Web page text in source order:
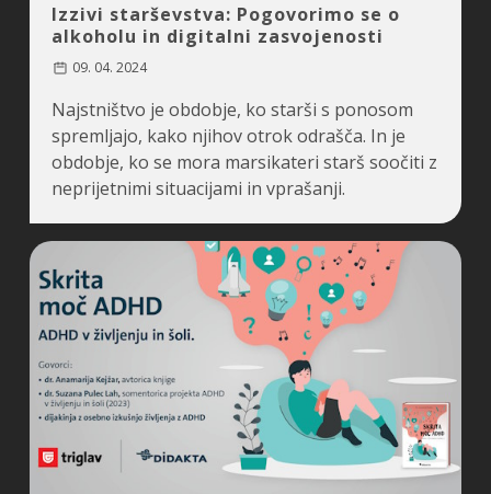
Izzivi starševstva: Pogovorimo se o
alkoholu in digitalni zasvojenosti
09. 04. 2024
Najstništvo je obdobje, ko starši s ponosom
spremljajo, kako njihov otrok odrašča. In je
obdobje, ko se mora marsikateri starš soočiti z
neprijetnimi situacijami in vprašanji.